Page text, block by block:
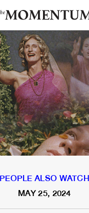
PEOPLE ALSO WATCH
MAY 25, 2024